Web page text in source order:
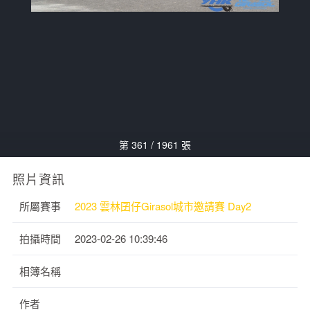
第 361 / 1961 張
照片資訊
所屬賽事 2023 雲林囝仔Girasol城市邀請賽 Day2
拍攝時間 2023-02-26 10:39:46
相簿名稱
作者